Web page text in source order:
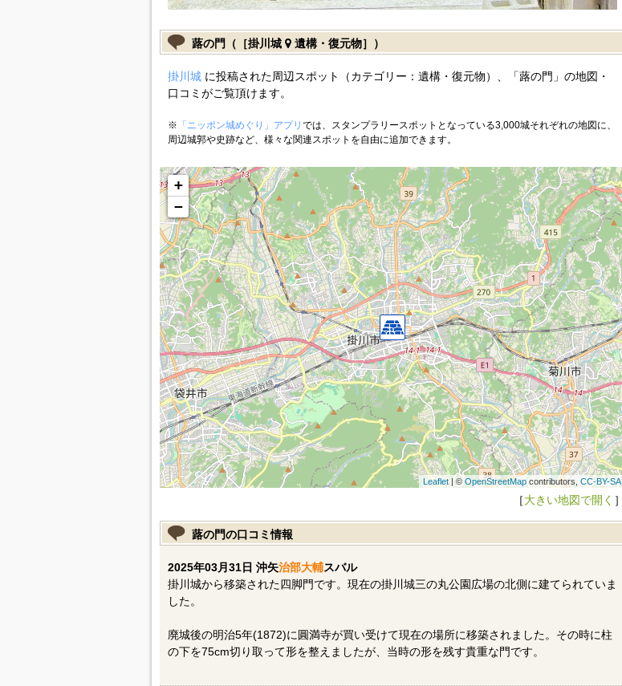
蕗の門（［掛川城 遺構・復元物］）
掛川城に投稿された周辺スポット（カテゴリー：遺構・復元物）、「蕗の門」の地図・
口コミがご覧頂けます。
※ 「ニッポン城めぐり」アプリ では、スタンプラリースポットとなっている3,000城それぞれの地図に、
周辺城郭や史跡など、様々な関連スポットを自由に追加できます。
+
−
Leaflet| ©OpenStreetMapcontributors, CC-BY-SA
［大きい地図で開く ］
蕗の門の口コミ情報
2025年03月31日 沖矢治部大輔スバル
掛川城から移築された四脚門です。現在の掛川城三の丸公園広場の北側に建てられていま
した。
廃城後の明治5年(1872)に圓満寺が買い受けて現在の場所に移築されました。その時に柱
の下を75cm切り取って形を整えましたが、当時の形を残す貴重な門です。